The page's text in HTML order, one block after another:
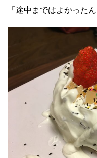
「途中まではよかった